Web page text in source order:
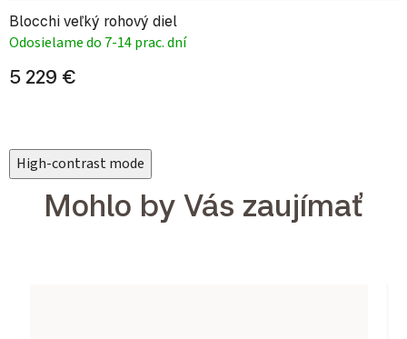
Blocchi veľký rohový diel
Odosielame do 7-14 prac. dní
5 229 €
High-contrast mode
Mohlo by Vás zaujímať